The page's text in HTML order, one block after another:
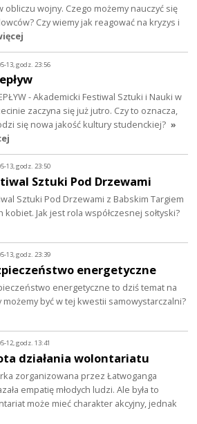
wojny. Czego możemy nauczyć się
Czy wiemy jak reagować na kryzys i
13, godz. 23:56
- Akademicki Festiwal Sztuki i Nauki w
zaczyna się już jutro. Czy to oznacza,
się nowa jakość kultury studenckiej? »
13, godz. 23:50
Sztuki Pod Drzewami
Sztuki Pod Drzewami z Babskim Targiem
kobiet. Jak jest rola współczesnej sołtyski?
13, godz. 23:39
energetyczne
energetyczne to dziś temat na
być w tej kwestii samowystarczalni?
12, godz. 13:41
działania wolontariatu
zorganizowana przez Łatwoganga
empatię młodych ludzi. Ale była to
może mieć charakter akcyjny, jednak